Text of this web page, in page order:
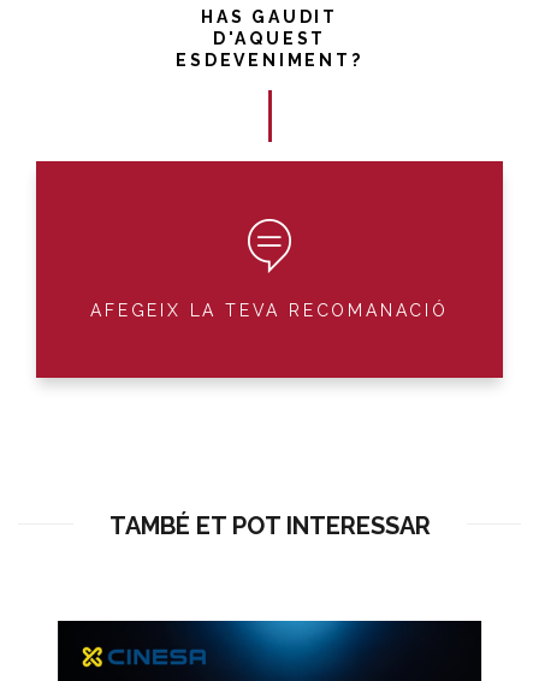
HAS GAUDIT
D'AQUEST
ESDEVENIMENT?
AFEGEIX LA TEVA RECOMANACIÓ
TAMBÉ ET POT INTERESSAR